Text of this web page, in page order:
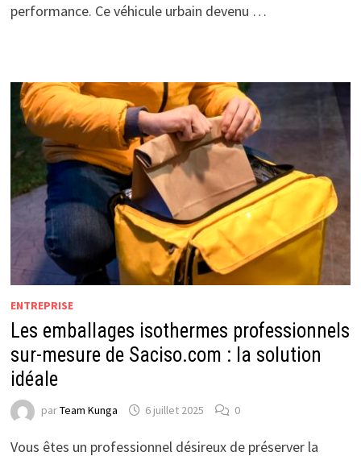
performance. Ce véhicule urbain devenu …
ENTREPRISE
Les emballages isothermes professionnels
sur-mesure de Saciso.com : la solution
idéale
parTeam Kunga 6 juillet 2025 0
Vous êtes un professionnel désireux de préserver la